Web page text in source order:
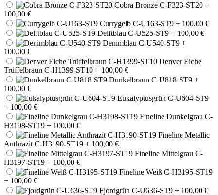
Cobra Bronze C-F323-ST20 +
100,00 €
Currygelb C-U163-ST9 + 100,00 €
Delftblau C-U525-ST9 + 100,00 €
Denimblau C-U540-ST9 +
100,00 €
Denver Eiche
Trüffelbraun C-H1399-ST10 + 100,00 €
Dunkelbraun C-U818-ST9 +
100,00 €
Eukalyptusgrün C-U604-ST9
+ 100,00 €
Fineline Dunkelgrau C-
H3198-ST19 + 100,00 €
Fineline Metallic
Anthrazit C-H3190-ST19 + 100,00 €
Fineline Mittelgrau C-
H3197-ST19 + 100,00 €
Fineline Weiß C-H3195-ST19
+ 100,00 €
Fjordgrün C-U636-ST9 + 100,00 €